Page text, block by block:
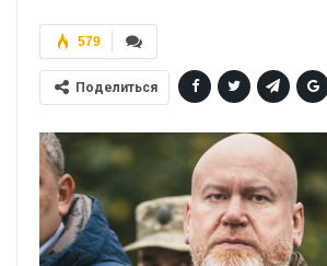
579
Поделиться